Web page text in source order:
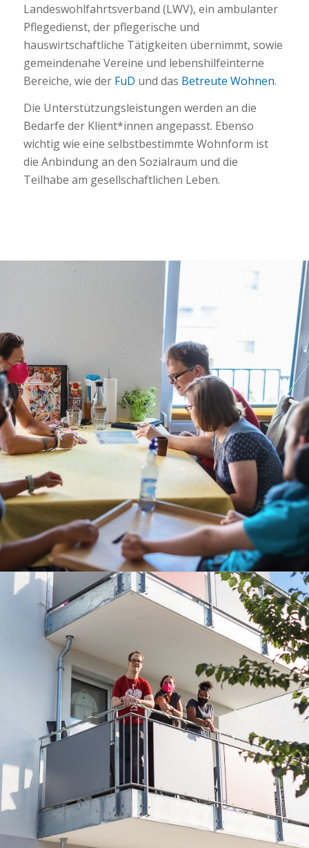
Landeswohlfahrtsverband (LWV), ein ambulanter
Pflegedienst, der pflegerische und
hauswirtschaftliche Tätigkeiten übernimmt, sowie
gemeindenahe Vereine und lebenshilfeinterne
Bereiche, wie der FuD und das Betreute Wohnen.
Die Unterstützungsleistungen werden an die
Bedarfe der Klient*innen angepasst. Ebenso
wichtig wie eine selbstbestimmte Wohnform ist
die Anbindung an den Sozialraum und die
Teilhabe am gesellschaftlichen Leben.